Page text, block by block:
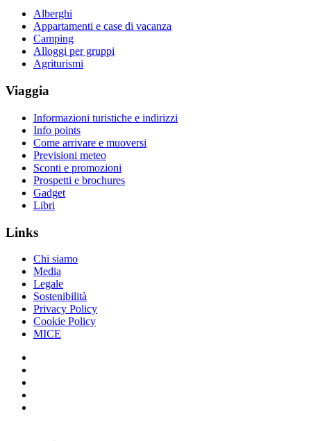
Alberghi
Appartamenti e case di vacanza
Camping
Alloggi per gruppi
Agriturismi
Viaggia
Informazioni turistiche e indirizzi
Info points
Come arrivare e muoversi
Previsioni meteo
Sconti e promozioni
Prospetti e brochures
Gadget
Libri
Links
Chi siamo
Media
Legale
Sostenibilità
Privacy Policy
Cookie Policy
MICE